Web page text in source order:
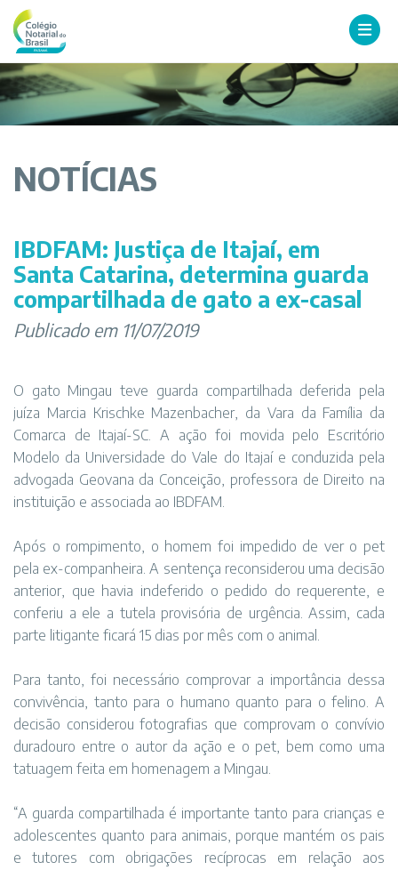
NOTÍCIAS
IBDFAM: Justiça de Itajaí, em
Santa Catarina, determina guarda
compartilhada de gato a ex-casal
Publicado em 11/07/2019
O gato Mingau teve guarda compartilhada deferida pela
juíza Marcia Krischke Mazenbacher, da Vara da Família da
Comarca de Itajaí-SC. A ação foi movida pelo Escritório
Modelo da Universidade do Vale do Itajaí e conduzida pela
advogada Geovana da Conceição, professora de Direito na
instituição e associada ao IBDFAM.
Após o rompimento, o homem foi impedido de ver o pet
pela ex-companheira. A sentença reconsiderou uma decisão
anterior, que havia indeferido o pedido do requerente, e
conferiu a ele a tutela provisória de urgência. Assim, cada
parte litigante ficará 15 dias por mês com o animal.
Para tanto, foi necessário comprovar a importância dessa
convivência, tanto para o humano quanto para o felino. A
decisão considerou fotografias que comprovam o convívio
duradouro entre o autor da ação e o pet, bem como uma
tatuagem feita em homenagem a Mingau.
“A guarda compartilhada é importante tanto para crianças e
adolescentes quanto para animais, porque mantém os pais
e tutores com obrigações recíprocas em relação aos